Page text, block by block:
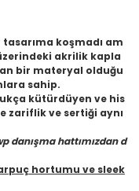
koşmadı am
akrilik kapla
bir materyal olduğu
sahip.
kütürdüyen ve his
zariflik ve sertiği aynı
danışma hattımızdan d
hortumu ve sleek